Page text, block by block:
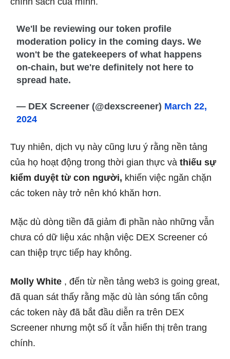
We'll be reviewing our token profile
moderation policy in the coming days. We
won't be the gatekeepers of what happens
on-chain, but we're definitely not here to
spread hate.
— DEX Screener (@dexscreener) March 22,
2024
Tuy nhiên, dịch vụ này cũng lưu ý rằng nền tảng
của họ hoạt động trong thời gian thực và thiếu sự
kiểm duyệt từ con người, khiến việc ngăn chặn
các token này trở nên khó khăn hơn.
Mặc dù dòng tiền đã giảm đi phần nào những vẫn
chưa có dữ liệu xác nhận việc DEX Screener có
can thiệp trực tiếp hay không.
Molly White , đến từ nền tảng web3 is going great,
đã quan sát thấy rằng mặc dù làn sóng tấn công
các token này đã bắt đầu diễn ra trên DEX
Screener nhưng một số ít vẫn hiển thị trên trang
chính.